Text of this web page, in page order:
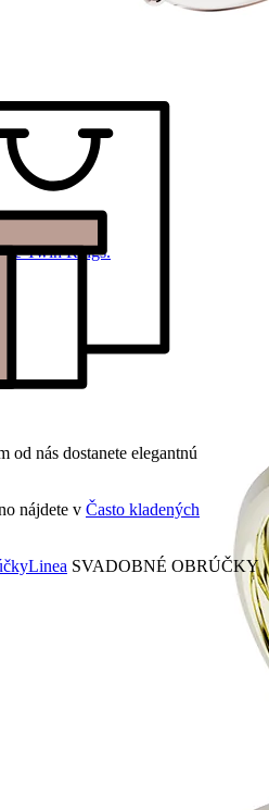
Twin Rings.
nás dostanete elegantnú
nájdete v Často kladených
Linea SVADOBNÉ OBRÚČKY